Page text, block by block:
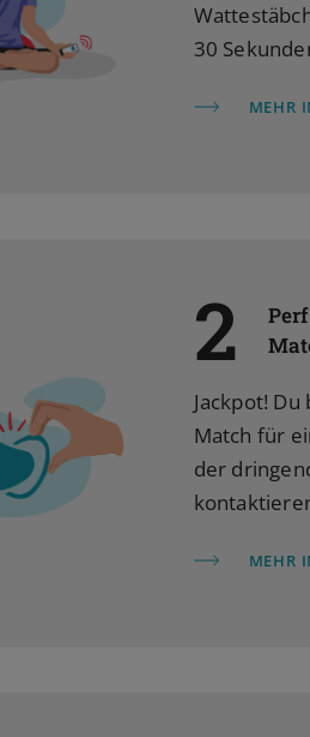
30
MEHR
2
Jackpot!
Match für
der
MEHR